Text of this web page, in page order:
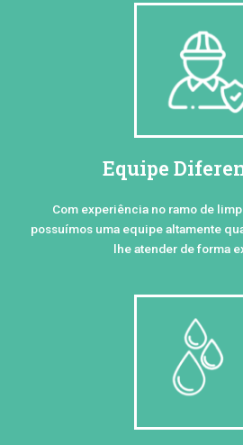
Equipe
Com experiência no ramo de
possuímos uma equipe altamente
lhe atender de forma